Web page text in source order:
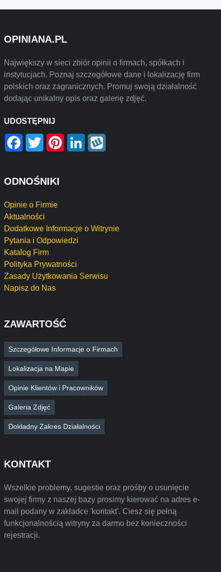
OPINIANA.PL
Największy w sieci zbiór opinii o firmach, spółkach i
instytucjach. Poznaj szczegółowe dane i lokalizację firm
polskich oraz zagranicznych. Promuj swoją działalność
dodając unikalny opis oraz galerię zdjęć.
UDOSTĘPNIJ
Facebook
Twitter PinterestLinkedIn
ODNOŚNIKI
Opinie o Firmie
Aktualności
Dodatkowe Informacje o Witrynie
Pytania i Odpowiedzi
Katalog Firm
Polityka Prywatności
Zasady Użytkowania Serwisu
Napisz do Nas
ZAWARTOŚĆ
Szczegółowe Informacje o Firmach
Lokalizacja na Mapie
Opinie Klientów i Pracowników
Galeria Zdjęć
Dokładny Zakres Działalności
KONTAKT
Wszelkie problemy, sugestie oraz prośby o usunięcie
swojej firmy z naszej bazy prosimy kierować na adres e-
mail podany w zakładce 'kontakt'. Ciesz się pełną
funkcjonalnością witryny za darmo bez konieczności
rejestracji.